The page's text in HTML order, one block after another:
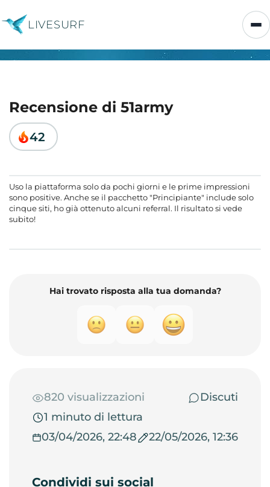
LIVESURF
Recensione di 51army
42
Uso la piattaforma solo da pochi giorni e le prime impressioni
sono positive. Anche se il pacchetto "Principiante" include solo
cinque siti, ho già ottenuto alcuni referral. Il risultato si vede
subito!
Hai trovato risposta alla tua domanda?
820 visualizzazioni
Discuti
1 minuto di lettura
03/04/2026, 22:48
22/05/2026, 12:36
Condividi sui social